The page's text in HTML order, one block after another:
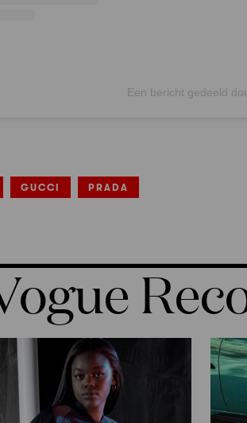
Een bericht gedeeld
GUCCI PRADA